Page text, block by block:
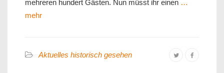
mehreren hundert Gästen. Nun müsst ihr einen …
mehr
Aktuelles historisch gesehen